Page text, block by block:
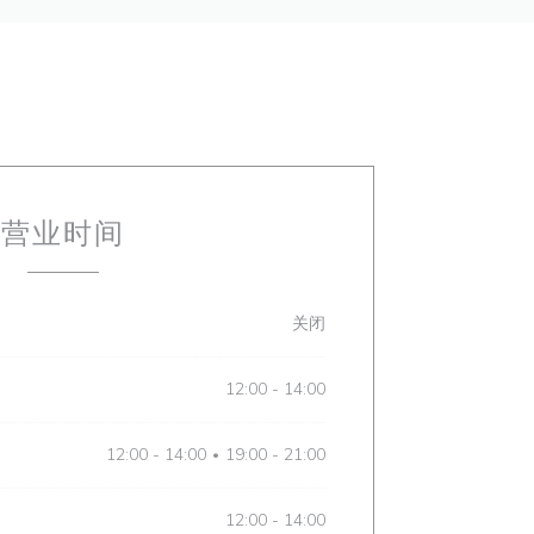
营业时间
关闭
12:00 - 14:00
12:00 - 14:00 • 19:00 - 21:00
12:00 - 14:00